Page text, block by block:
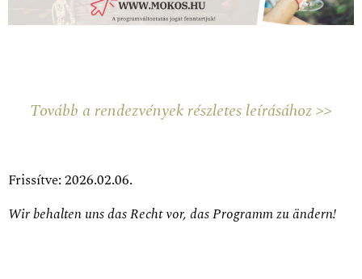
Tovább a rendezvények részletes leírásához >>
Frissítve: 2026.02.06.
Wir behalten uns das Recht vor, das Programm zu ändern!